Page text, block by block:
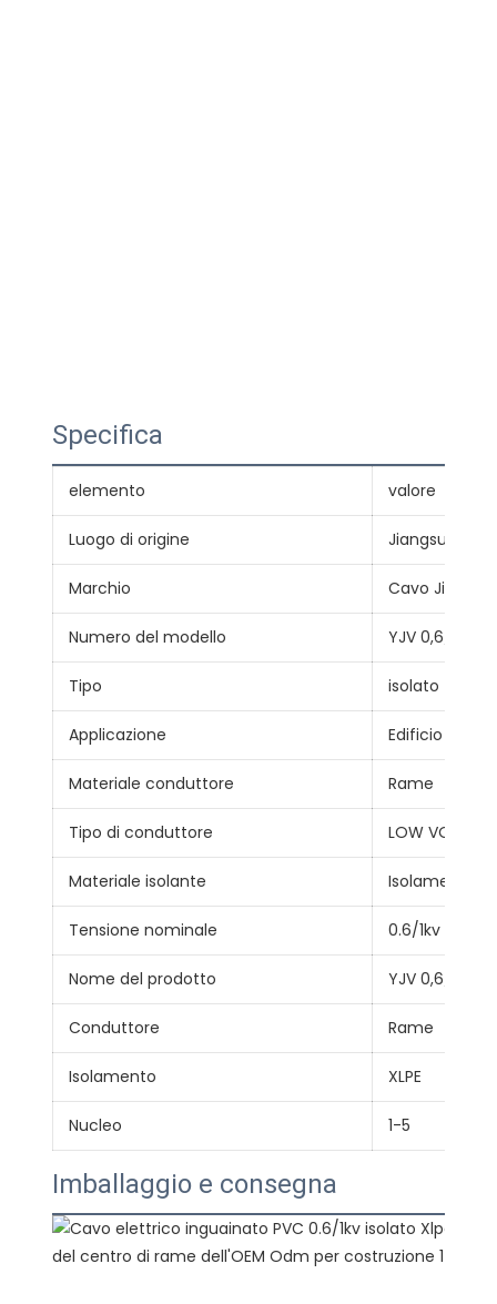
Specifica
elemento valore
Luogo di origine Jiangsu, Cina
Marchio Cavo
Numero del modello YJV 0,6/1kV
Tipo isolato
Applicazione Edificio
Materiale conduttore Rame
Tipo di conduttore LOW
Materiale isolante Isolamento
Tensione nominale 0.6/1kv
Nome del prodotto YJV 0,6/1kV
Conduttore Rame
Isolamento XLPE
Nucleo 1-5
Imballaggio e consegna